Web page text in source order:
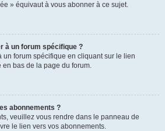
» équivaut à vous abonner à ce sujet.
à un forum spécifique ?
un forum spécifique en cliquant sur le lien
en bas de la page du forum.
abonnements ?
veuillez vous rendre dans le panneau de
le lien vers vos abonnements.